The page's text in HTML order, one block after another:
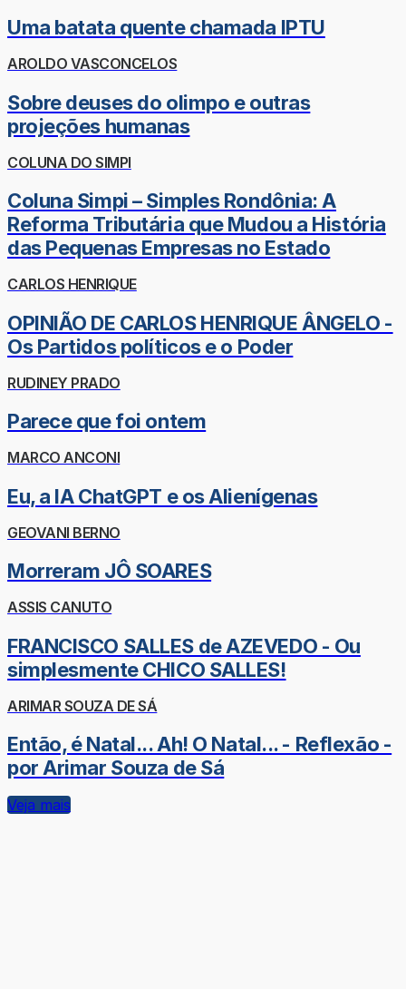
Uma batata quente chamada IPTU
AROLDO VASCONCELOS
Sobre deuses do olimpo e outras
projeções humanas
COLUNA DO SIMPI
Coluna Simpi – Simples Rondônia: A
Reforma Tributária que Mudou a História
das Pequenas Empresas no Estado
CARLOS HENRIQUE
OPINIÃO DE CARLOS HENRIQUE ÂNGELO -
Os Partidos políticos e o Poder
RUDINEY PRADO
Parece que foi ontem
MARCO ANCONI
Eu, a IA ChatGPT e os Alienígenas
GEOVANI BERNO
Morreram JÔ SOARES
ASSIS CANUTO
FRANCISCO SALLES de AZEVEDO - Ou
simplesmente CHICO SALLES!
ARIMAR SOUZA DE SÁ
Então, é Natal... Ah! O Natal... - Reflexão -
por Arimar Souza de Sá
Veja mais